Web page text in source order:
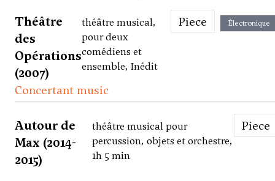
Théâtre
des
Opérations
(2007)
théâtre musical,
pour deux
comédiens et
ensemble, Inédit
Piece Électronique
Concertant music
Autour de
Max (2014-
2015)
théâtre musical pour
percussion, objets et orchestre,
1h 5 min
Piece